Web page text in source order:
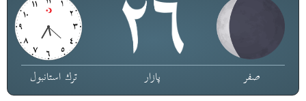
ترك استانبول پازار صفر